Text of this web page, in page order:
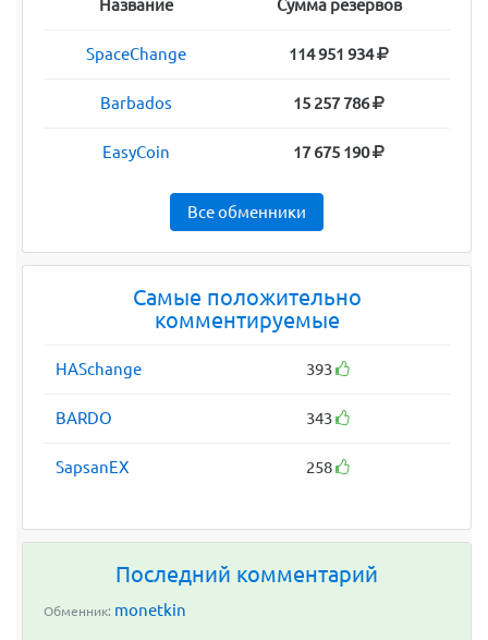
Название Сумма резервов
SpaceChange 114 951 934
Barbados 15 257 786
EasyCoin 17 675 190
Все обменники
Самые положительно
комментируемые
HASchange 393
BARDO 343
SapsanEX 258
Последний комментарий
Обменник: monetkin